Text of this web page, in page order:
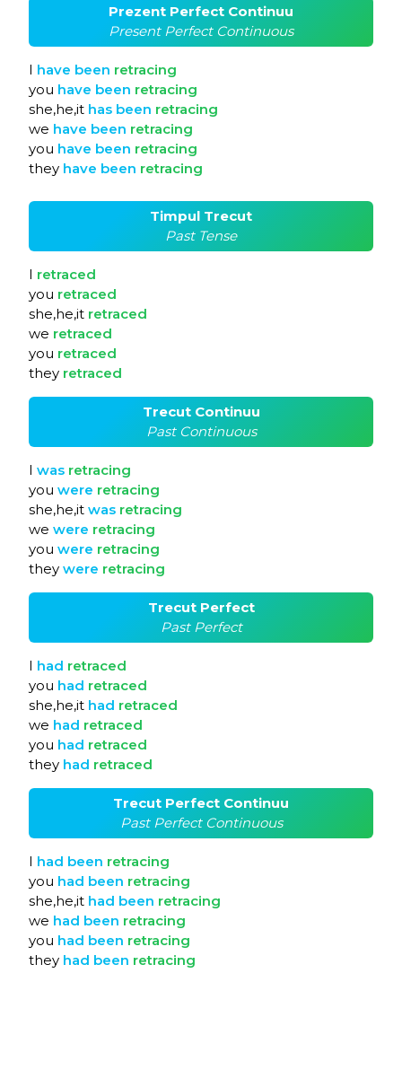
Prezent Perfect Continuu
Present Perfect Continuous
I have been retracing
you have been retracing
she,he,it has been retracing
we have been retracing
you have been retracing
they have been retracing
Timpul Trecut
Past Tense
I retraced
you retraced
she,he,it retraced
we retraced
you retraced
they retraced
Trecut Continuu
Past Continuous
I was retracing
you were retracing
she,he,it was retracing
we were retracing
you were retracing
they were retracing
Trecut Perfect
Past Perfect
I had retraced
you had retraced
she,he,it had retraced
we had retraced
you had retraced
they had retraced
Trecut Perfect Continuu
Past Perfect Continuous
I had been retracing
you had been retracing
she,he,it had been retracing
we had been retracing
you had been retracing
they had been retracing